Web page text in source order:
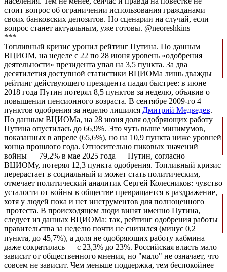
стоит вопрос об ограничении использования гражданами
своих банковских депозитов. Но сценарии на случай, если
вопрос станет актуальным, уже готовы. @neoreshkins
***
Топливный кризис уронил рейтинг Путина. По данным
ВЦИОМ, на неделе с 22 по 28 июня уровень «одобрения
деятельности» президента упал на 3,5 пункта. За два
десятилетия доступной статистики ВЦИОМа лишь дважды
рейтинг действующего президента падал быстрее: в июне
2018 года Путин потерял 8,5 пунктов за неделю, объявив о
повышении пенсионного возраста. В сентябре 2009-го 4
пунктов одобрения за неделю лишился Дмитрий Медведев.
По данным ВЦИОМа, на 28 июня доля одобряющих работу
Путина опустилась до 66,9%. Это чуть выше минимумов,
показанных в апреле (65,6%), но на 10,9 пункта ниже уровней
конца прошлого года. Относительно пиковых значений
войны — 79,2% в мае 2025 года — Путин, согласно
ВЦИОМу, потерял 12,3 пункта одобрения. Топливный кризис
перерастает в социальный и может стать политическим,
отмечает политический аналитик Сергей Колесников: чувство
усталости от войны в обществе превращается в раздражение,
хотя у людей пока и нет инструментов для полноценного
протеста. В происходящем люди винят именно Путина,
следует из данных ВЦИОМа: так, рейтинг одобрения работы
правительства за неделю почти не снизился (минус 0,2
пункта, до 45,7%), а доля не одобряющих работу кабмина
даже сократилась — c 23,3% до 23%. Российская власть мало
зависит от общественного мнения, но "мало" не означает, что
совсем не зависит. Чем меньше поддержка, тем беспокойнее